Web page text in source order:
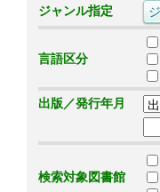
ジャンル指定
言語区分
出版／発行年月
検索対象図書館